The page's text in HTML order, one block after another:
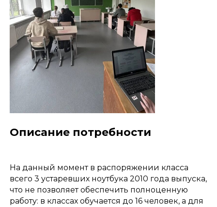
Описание потребности
На данный момент в распоряжении класса
всего 3 устаревших ноутбука 2010 года выпуска,
что не позволяет обеспечить полноценную
работу: в классах обучается до 16 человек, а для